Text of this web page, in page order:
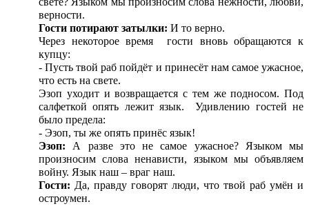
верности.
Гости потирают затылки: И то верно.
Через некоторое время гости вновь обращаются к
купцу:
- Пусть твой раб пойдёт и принесёт нам самое ужасное,
что есть на свете.
Эзоп уходит и возвращается с тем же подносом. Под
салфеткой опять лежит язык. Удивлению гостей не
было предела:
- Эзоп, ты же опять принёс язык!
Эзоп: А разве это не самое ужасное? Языком мы
произносим слова ненависти, языком мы объявляем
войну. Язык наш – враг наш.
Гости: Да, правду говорят люди, что твой раб умён и
остроумен.